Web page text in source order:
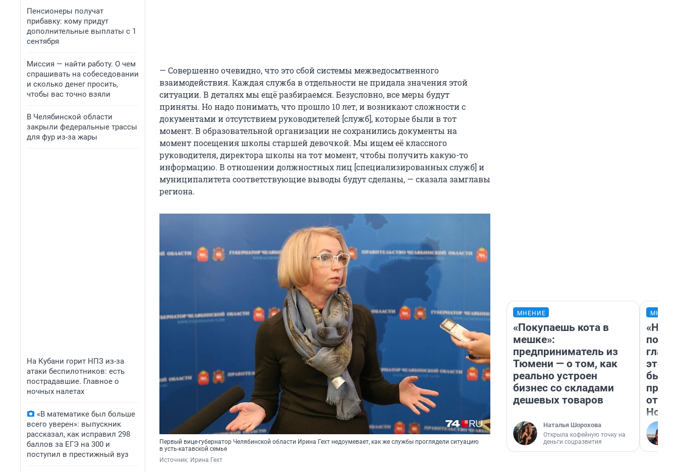
Пенсионеры получат
прибавку: кому придут
дополнительные выплаты с 1
сентября
Миссия — найти работу. О чем
спрашивать на собеседовании
и сколько денег просить,
чтобы вас точно взяли
В Челябинской области
закрыли федеральные трассы
для фур из-за жары
На Кубани горит НПЗ из-за
атаки беспилотников: есть
пострадавшие. Главное о
ночных налетах
«В математике был больше
всего уверен»: выпускник
рассказал, как исправил 298
баллов за ЕГЭ на 300 и
поступил в престижный вуз
— Совершенно очевидно, что это сбой системы межведосмтвенного
взаимодействия. Каждая служба в отдельности не придала значения этой
ситуации. В деталях мы ещё разбираемся. Безусловно, все меры будут
приняты. Но надо понимать, что прошло 10 лет, и возникают сложности с
документами и отсутствием руководителей [служб], которые были в тот
момент. В образовательной организации не сохранились документы на
момент посещения школы старшей девочкой. Мы ищем её классного
руководителя, директора школы на тот момент, чтобы получить какую-то
информацию. В отношении должностных лиц [специализированных служб] и
муниципалитета соответствующие выводы будут сделаны, — сказала замглавы
региона.
Первый вице-губернатор Челябинской области Ирина Гехт недоумевает, как же службы проглядели ситуацию
в усть-катавской семье
Источник: Ирина Гехт
МНЕНИЕ
«Покупаешь кота в
мешке»:
предприниматель из
Тюмени — о том, как
реально устроен
бизнес со складами
дешевых товаров
Наталья Шорохова
Открыла кофейную точку на
деньги соцразвития
этого
бьет